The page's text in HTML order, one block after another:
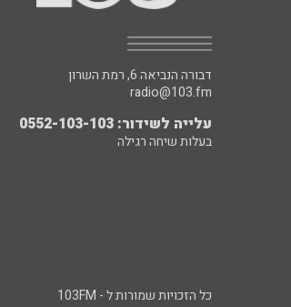
דבורה הנביאה 6, רמת השרון
radio@103.fm
עלייה לשידור: 0552-103-103
בעלות שיחה רגילה
כל הזכויות שמורות ל - 103FM